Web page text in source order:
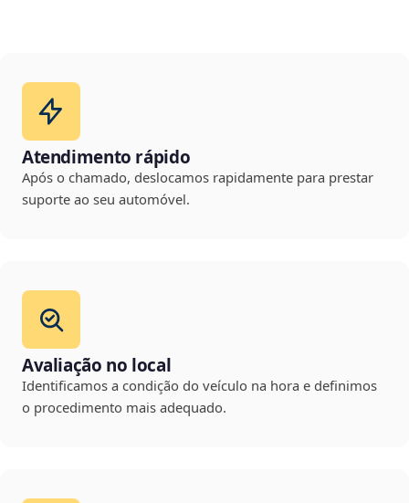
Atendimento rápido
Após o chamado, deslocamos rapidamente para prestar
suporte ao seu automóvel.
Avaliação no local
Identificamos a condição do veículo na hora e definimos
o procedimento mais adequado.